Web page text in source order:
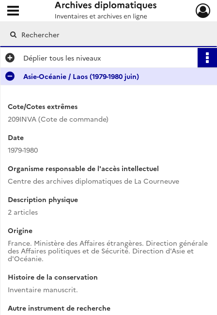
Archives diplomatiques
Ouvrir le menu déroulant
Déplier tous les niveaux
Asie-Océanie / Laos (1979-1980 juin)
Cote/Cotes extrêmes
209INVA (Cote de commande)
Date
1979-1980
Organisme responsable de l'accès intellectuel
Centre des archives diplomatiques de La Courneuve
Description physique
2 articles
Origine
France. Ministère des Affaires étrangères. Direction générale
des Affaires politiques et de Sécurité. Direction d'Asie et
d'Océanie.
Histoire de la conservation
Inventaire manuscrit.
Autre instrument de recherche